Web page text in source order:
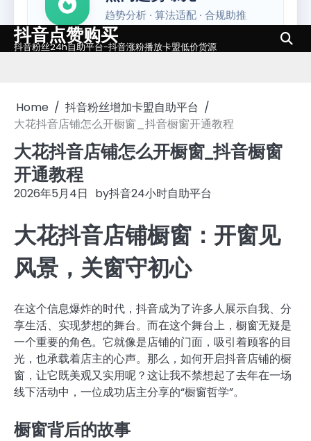
Skip
to
抖音点赞购买
抖音粉丝24h自助平台-抖音涨粉播放卡盟低价货源
Home
抖音粉丝增加卡盟自助平台
大花抖音店铺怎么开橱窗_抖音橱窗开通教程
大花抖音店铺怎么开橱窗_抖音橱窗
开通教程
2026年5月4日 by抖音24小时自助平台
大花抖音店铺橱窗：开窗见
风景，关窗守初心
在这个信息爆炸的时代，抖音成为了许多人展示自我、分
享生活、实现梦想的舞台。而在这个舞台上，橱窗无疑是
一个重要的角色。它就像是店铺的门面，吸引着顾客的目
光，也承载着店主的心声。那么，如何开启抖音店铺的橱
窗，让它既美观又实用呢？这让我不禁想起了去年在一场
线下活动中，一位成功店主分享的“橱窗哲学”。
橱窗背后的故事